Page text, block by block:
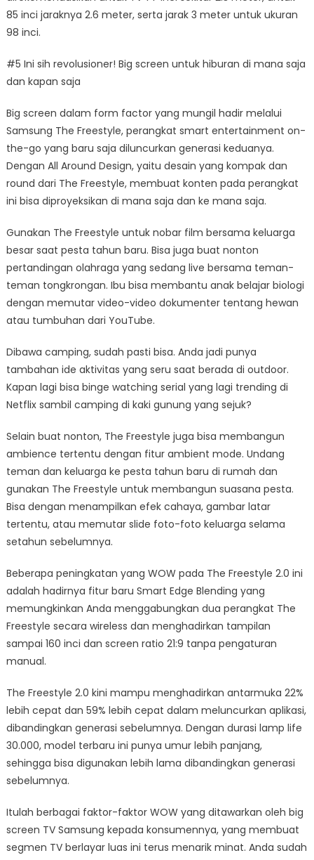
85 inci jaraknya 2.6 meter, serta jarak 3 meter untuk ukuran
98 inci.
#5 Ini sih revolusioner! Big screen untuk hiburan di mana saja
dan kapan saja
Big screen dalam form factor yang mungil hadir melalui
Samsung The Freestyle, perangkat smart entertainment on-
the-go yang baru saja diluncurkan generasi keduanya.
Dengan All Around Design, yaitu desain yang kompak dan
round dari The Freestyle, membuat konten pada perangkat
ini bisa diproyeksikan di mana saja dan ke mana saja.
Gunakan The Freestyle untuk nobar film bersama keluarga
besar saat pesta tahun baru. Bisa juga buat nonton
pertandingan olahraga yang sedang live bersama teman-
teman tongkrongan. Ibu bisa membantu anak belajar biologi
dengan memutar video-video dokumenter tentang hewan
atau tumbuhan dari YouTube.
Dibawa camping, sudah pasti bisa. Anda jadi punya
tambahan ide aktivitas yang seru saat berada di outdoor.
Kapan lagi bisa binge watching serial yang lagi trending di
Netflix sambil camping di kaki gunung yang sejuk?
Selain buat nonton, The Freestyle juga bisa membangun
ambience tertentu dengan fitur ambient mode. Undang
teman dan keluarga ke pesta tahun baru di rumah dan
gunakan The Freestyle untuk membangun suasana pesta.
Bisa dengan menampilkan efek cahaya, gambar latar
tertentu, atau memutar slide foto-foto keluarga selama
setahun sebelumnya.
Beberapa peningkatan yang WOW pada The Freestyle 2.0 ini
adalah hadirnya fitur baru Smart Edge Blending yang
memungkinkan Anda menggabungkan dua perangkat The
Freestyle secara wireless dan menghadirkan tampilan
sampai 160 inci dan screen ratio 21:9 tanpa pengaturan
manual.
The Freestyle 2.0 kini mampu menghadirkan antarmuka 22%
lebih cepat dan 59% lebih cepat dalam meluncurkan aplikasi,
dibandingkan generasi sebelumnya. Dengan durasi lamp life
30.000, model terbaru ini punya umur lebih panjang,
sehingga bisa digunakan lebih lama dibandingkan generasi
sebelumnya.
Itulah berbagai faktor-faktor WOW yang ditawarkan oleh big
screen TV Samsung kepada konsumennya, yang membuat
segmen TV berlayar luas ini terus menarik minat. Anda sudah